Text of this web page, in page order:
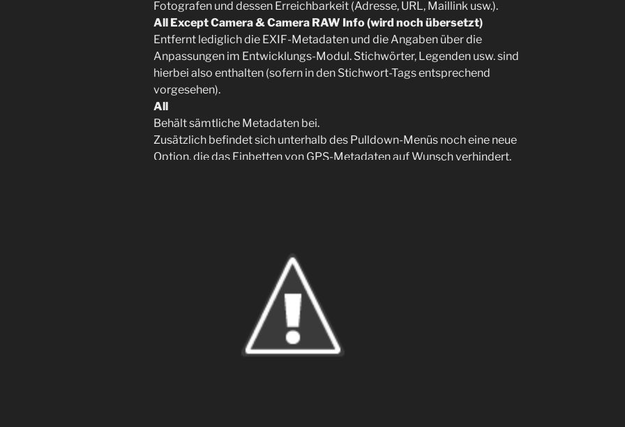
Fotografen und dessen Erreichbarkeit (Adresse, URL, Maillink usw.).
All Except Camera & Camera RAW Info (wird noch übersetzt)
Entfernt lediglich die EXIF-Metadaten und die Angaben über die
Anpassungen im Entwicklungs-Modul. Stichwörter, Legenden usw. sind
hierbei also enthalten (sofern in den Stichwort-Tags entsprechend
vorgesehen).
All
Behält sämtliche Metadaten bei.
Zusätzlich befindet sich unterhalb des Pulldown-Menüs noch eine neue
Option, die das Einbetten von GPS-Metadaten auf Wunsch verhindert.